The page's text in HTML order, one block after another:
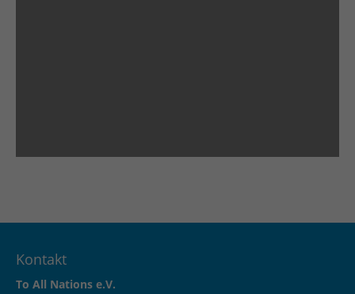
Kontakt
To All Nations e.V.